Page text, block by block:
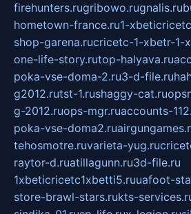
firehunters.rugribowo.rugnalis.ru
hometown-france.ru1-
shop-garena.rucricetc-1-xbetr-1-
one-life-story.rutop-halyava.ru
poka-vse-doma-2.ru3-d-file.ru
g2012.rutst-1.rushaggy-cat.ru
g-2012.ruops-mgr.ruaccounts-
poka-vse-doma2.ru
tehosmotre.ruvarieta-yug.ru
raytor-d.ruatillagunn.ru3d-file.ru
1xbeticricetc1xbetti5.ruuafoot-
store-brawl-stars.rukts-